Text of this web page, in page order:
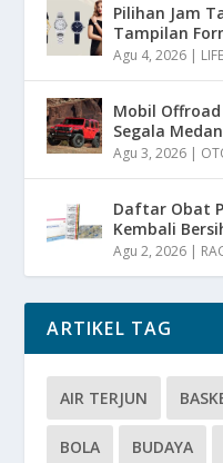
Pilihan Jam
Tampilan
Agu 4, 2026 |
Mobil
Segala
Agu 3, 2026 |
Daftar Obat
Kembali
Agu 2, 2026 |
ARTIKEL TAG
AIR TERJUN
BOLA BUDAYA